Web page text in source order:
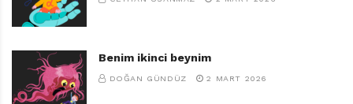
Benim ikinci beynim
DOĞAN GÜNDÜZ 2 MART 2026